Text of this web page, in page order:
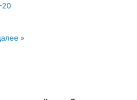
20
»